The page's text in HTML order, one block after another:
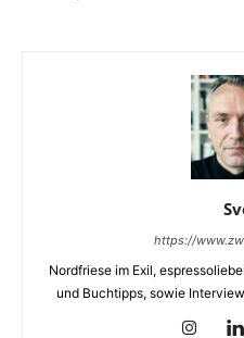
https://
Nordfriese im Exil,
und Buchtipps, sowie